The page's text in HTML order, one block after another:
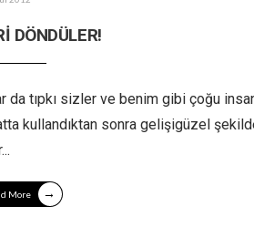
DÖNDÜLER!
da tıpkı sizler ve benim gibi çoğu
kullandıktan sonra gelişigüzel
...
More →